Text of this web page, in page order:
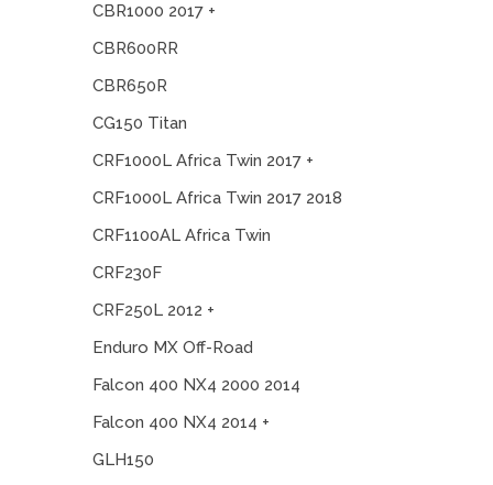
CBR1000 2017 +
CBR600RR
CBR650R
CG150 Titan
CRF1000L Africa Twin 2017 +
CRF1000L Africa Twin 2017 2018
CRF1100AL Africa Twin
CRF230F
CRF250L 2012 +
Enduro MX Off-Road
Falcon 400 NX4 2000 2014
Falcon 400 NX4 2014 +
GLH150